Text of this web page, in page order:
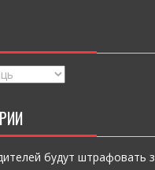
будут штрафовать